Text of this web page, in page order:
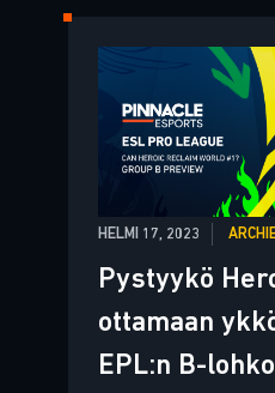
HELMI 17, 2023
Pystyykö
ottamaan
EPL:n B-